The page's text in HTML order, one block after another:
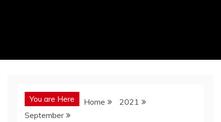
You are Here Home
2021
September